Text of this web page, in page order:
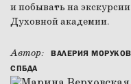
и побывать на
Духовной академии.
Автор: ВАЛЕРИЯ
СПБДА